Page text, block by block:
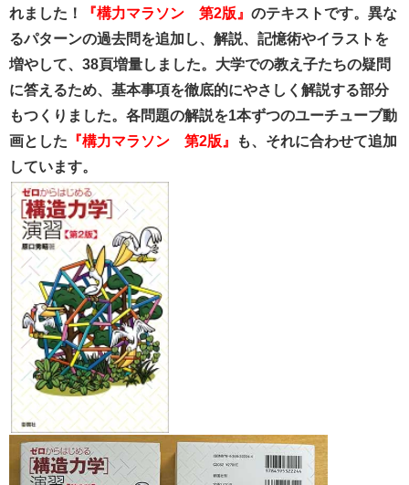
れました！
『構力マラソン 第2版』 のテキストです。異な
るパターンの過去問を追加し、解説、記憶術やイラストを
増やして、38頁増量しました。大学での教え子たちの疑問
に答えるため、基本事項を徹底的にやさしく解説する部分
もつくりました。各問題の解説を1本ずつのユーチューブ動
画とした 『構力マラソン 第2版』
も、それに合わせて追加
しています。​